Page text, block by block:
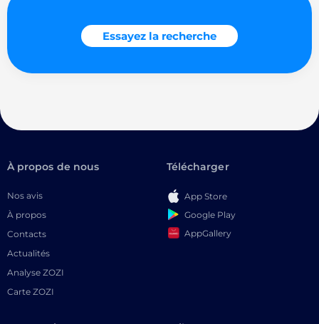
Essayez la recherche
À propos de nous
Nos avis
À propos
Contacts
Actualités
Analyse ZOZI
Carte ZOZI
Télécharger
App Store
Google Play
AppGallery